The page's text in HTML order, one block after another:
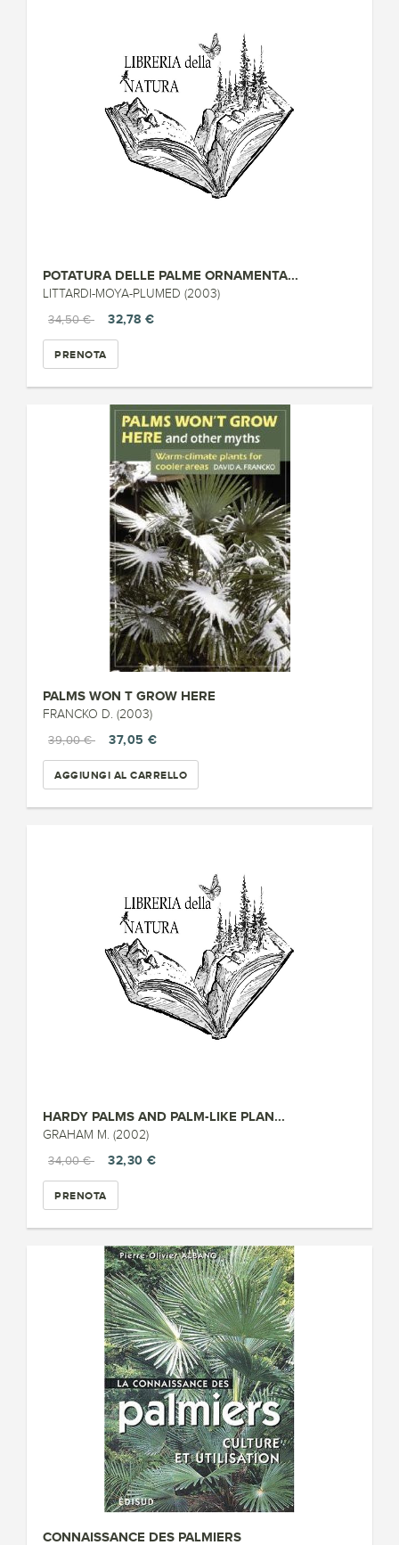
POTATURA DELLE PALME ORNAMENTA...
LITTARDI-MOYA-PLUMED (2003)
34,50 €
32,78 €
PRENOTA
PALMS WON T GROW HERE
FRANCKO D. (2003)
39,00 €
37,05 €
AGGIUNGI AL CARRELLO
HARDY PALMS AND PALM-LIKE PLAN...
GRAHAM M. (2002)
34,00 €
32,30 €
PRENOTA
CONNAISSANCE DES PALMIERS